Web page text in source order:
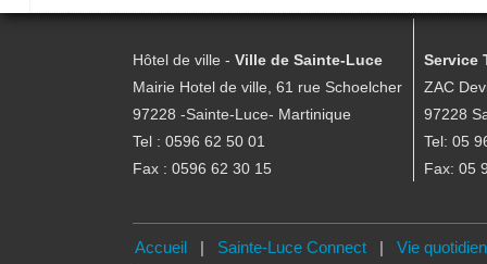
Hôtel de ville - Ville de Sainte-Luce
Mairie Hotel de ville, 61 rue Schoelcher
97228 -Sainte-Luce- Martinique
Tel : 0596 62 50 01
Fax : 0596 62 30 15
Service
ZAC
97228
Tel: 05
Fax: 05
Accueil| Sainte-Luce Connect| Vie